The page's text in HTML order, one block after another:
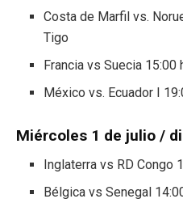
Costa de Marfil vs.
Tigo
Francia vs Suecia 15:00
México vs. Ecuador I
Miércoles 1 de julio /
Inglaterra vs RD Congo
Bélgica vs Senegal